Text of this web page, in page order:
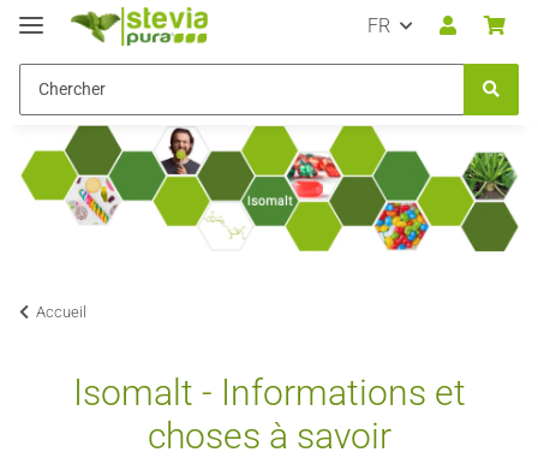
FR
Accueil
Isomalt - Informations et
choses à savoir